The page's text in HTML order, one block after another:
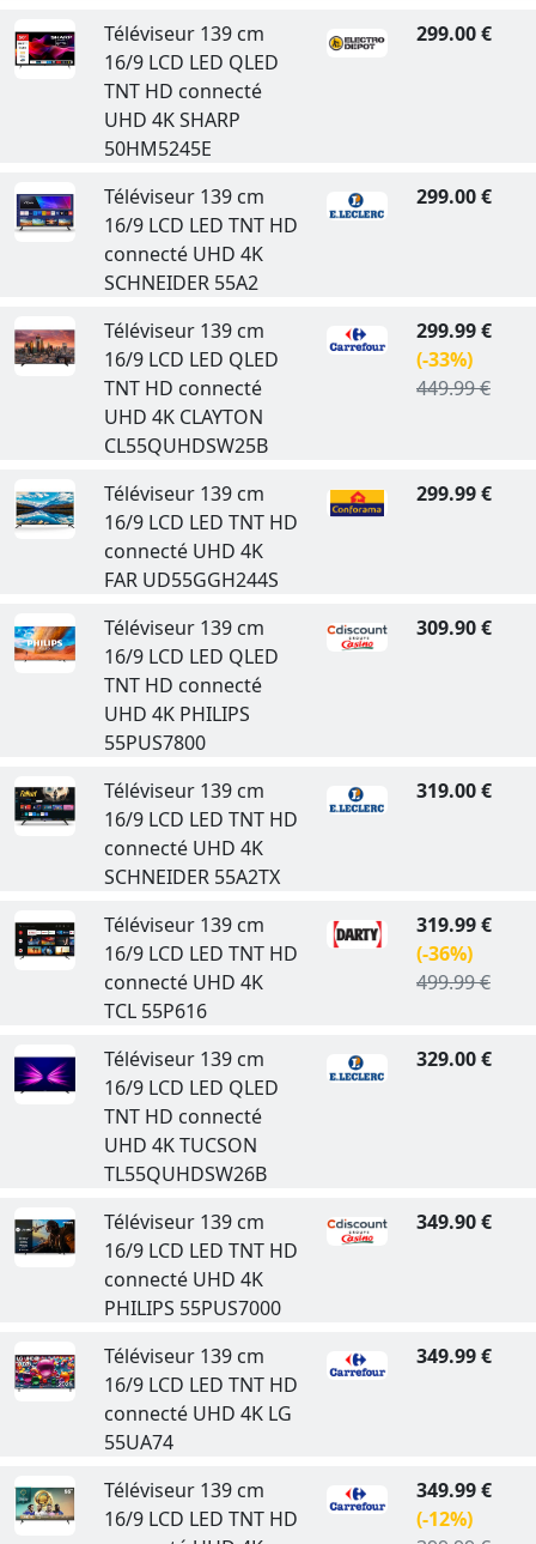
Téléviseur 139 cm
16/9 LCD LED QLED
TNT HD connecté
UHD 4K SHARP
50HM5245E
299.00 €
Téléviseur 139 cm
16/9 LCD LED TNT HD
connecté UHD 4K
SCHNEIDER 55A2
299.00 €
Téléviseur 139 cm
16/9 LCD LED QLED
TNT HD connecté
UHD 4K CLAYTON
CL55QUHDSW25B
299.99 €
(-33%)
449.99 €
Téléviseur 139 cm
16/9 LCD LED TNT HD
connecté UHD 4K
FAR UD55GGH244S
299.99 €
Téléviseur 139 cm
16/9 LCD LED QLED
TNT HD connecté
UHD 4K PHILIPS
55PUS7800
309.90 €
Téléviseur 139 cm
16/9 LCD LED TNT HD
connecté UHD 4K
SCHNEIDER 55A2TX
319.00 €
Téléviseur 139 cm
16/9 LCD LED TNT HD
connecté UHD 4K
TCL 55P616
319.99 €
(-36%)
499.99 €
Téléviseur 139 cm
16/9 LCD LED QLED
TNT HD connecté
UHD 4K TUCSON
TL55QUHDSW26B
329.00 €
Téléviseur 139 cm
16/9 LCD LED TNT HD
connecté UHD 4K
PHILIPS 55PUS7000
349.90 €
Téléviseur 139 cm
16/9 LCD LED TNT HD
connecté UHD 4K LG
55UA74
349.99 €
Téléviseur 139 cm
16/9 LCD LED TNT HD
349.99 €
(-12%)